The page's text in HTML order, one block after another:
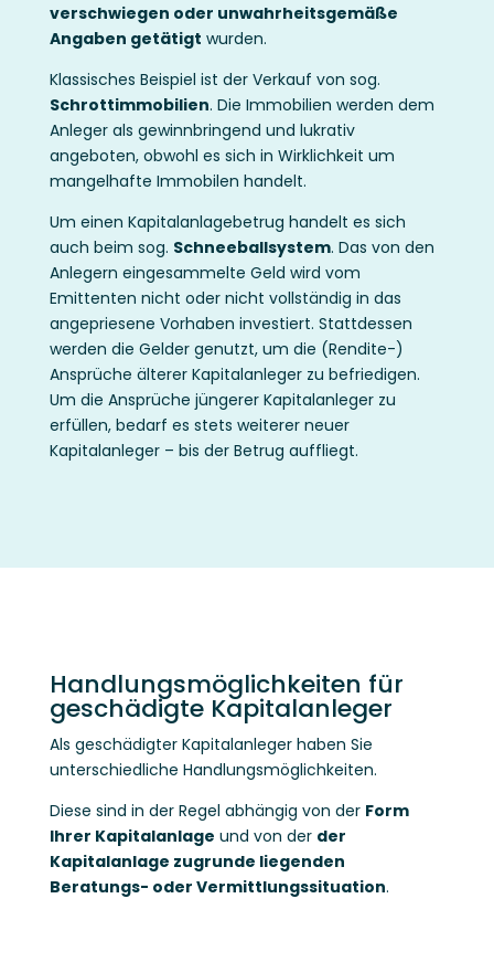
verschwiegen oder unwahrheitsgemäße
Angaben getätigt wurden.
Klassisches Beispiel ist der Verkauf von sog.
Schrottimmobilien. Die Immobilien werden dem
Anleger als gewinnbringend und lukrativ
angeboten, obwohl es sich in Wirklichkeit um
mangelhafte Immobilen handelt.
Um einen Kapitalanlagebetrug handelt es sich
auch beim sog. Schneeballsystem. Das von den
Anlegern eingesammelte Geld wird vom
Emittenten nicht oder nicht vollständig in das
angepriesene Vorhaben investiert. Stattdessen
werden die Gelder genutzt, um die (Rendite-)
Ansprüche älterer Kapitalanleger zu befriedigen.
Um die Ansprüche jüngerer Kapitalanleger zu
erfüllen, bedarf es stets weiterer neuer
Kapitalanleger – bis der Betrug auffliegt.
Handlungsmöglichkeiten für
geschädigte Kapitalanleger
Als geschädigter Kapitalanleger haben Sie
unterschiedliche Handlungsmöglichkeiten.
Diese sind in der Regel abhängig von der Form
Ihrer Kapitalanlage und von der der
Kapitalanlage zugrunde liegenden
Beratungs- oder Vermittlungssituation.